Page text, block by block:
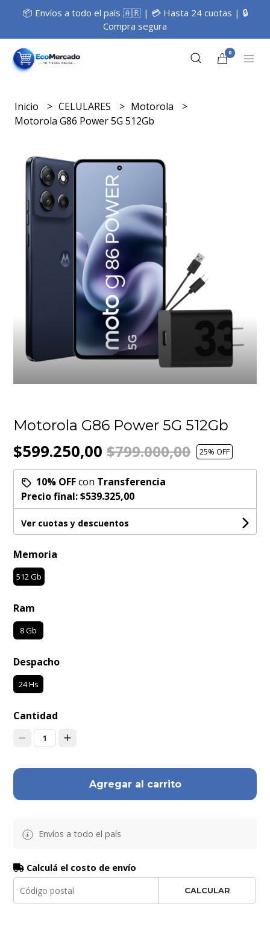
📦 Envíos a todo el país 🇦🇷 | 💳 Hasta 24 cuotas | 🔒
Compra segura
0
Inicio CELULARES
Motorola
Motorola G86 Power 5G 512Gb
Motorola G86 Power 5G 512Gb
$599.250,00$799.000,00 25% OFF
10% OFFcon Transferencia
Precio final:$539.325,00
Ver cuotas y descuentos
Memoria
512 Gb
Ram
8 Gb
Despacho
24 Hs
Cantidad
1
Agregar al carrito
Envíos a todo el país
Calculá el costo de envío
CALCULAR